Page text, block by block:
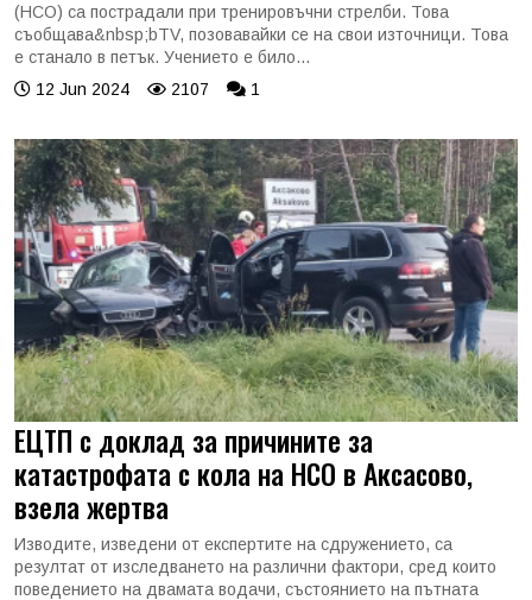
(НСО) са пострадали при тренировъчни стрелби. Това
съобщава&nbsp;bTV, позовавайки се на свои източници. Това
е станало в петък. Учението е било...
12 Jun 2024
2107 1
ЕЦТП с доклад за причините за
катастрофата с кола на НСО в Аксасово,
взела жертва
Изводите, изведени от експертите на сдружението, са
резултат от изследването на различни фактори, сред които
поведението на двамата водачи, състоянието на пътната